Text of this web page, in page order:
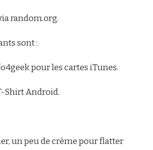
random.org.
sont :
pour les cartes iTunes.
Shirt Android.
un peu de crème pour flatter